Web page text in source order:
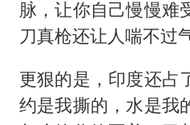
脉，让你自己慢慢难
刀真枪还让人喘不过气
更狠的是，印度还占
约是我撕的，水是我